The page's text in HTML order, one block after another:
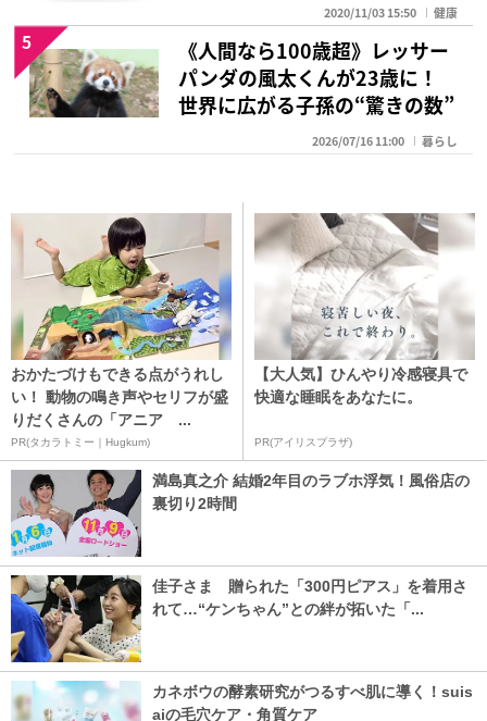
2020/11/03 15:50 健康
《人間なら100歳超》レッサー
パンダの風太くんが23歳に！
世界に広がる子孫の“驚きの数”
2026/07/16 11:00 暮らし
5
おかたづけもできる点がうれし
い！ 動物の鳴き声やセリフが盛
りだくさんの「アニア ...
PR(タカラトミー｜Hugkum)
【大人気】ひんやり冷感寝具で
快適な睡眠をあなたに。
PR(アイリスプラザ)
満島真之介 結婚2年目のラブホ浮気！風俗店の
裏切り2時間
佳子さま 贈られた「300円ピアス」を着用さ
れて…“ケンちゃん”との絆が拓いた「...
カネボウの酵素研究がつるすべ肌に導く！suis
aiの毛穴ケア・角質ケア